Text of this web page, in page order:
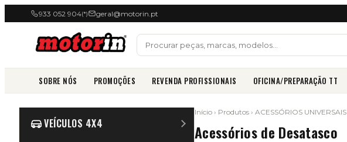
933 052 904(*) geral@motorin.pt
SOBRE NÓS PROMOÇÕES REVENDA PROFISSIONAIS OFICINA/PREPARAÇÃO TT
VEÍCULOS 4X4
Início › Produtos › ACESSÓRIOS UNIVERSAIS
Acessórios de Desatasco